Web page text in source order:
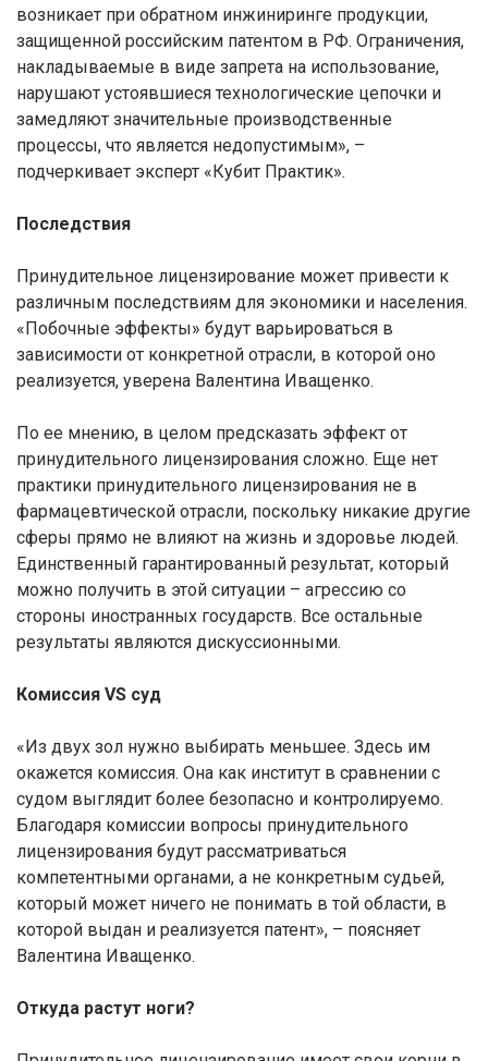
возникает при обратном инжиниринге продукции,
защищенной российским патентом в РФ. Ограничения,
накладываемые в виде запрета на использование,
нарушают устоявшиеся технологические цепочки и
замедляют значительные производственные
процессы, что является недопустимым», –
подчеркивает эксперт «Кубит Практик».
Последствия
Принудительное лицензирование может привести к
различным последствиям для экономики и населения.
«Побочные эффекты» будут варьироваться в
зависимости от конкретной отрасли, в которой оно
реализуется, уверена Валентина Иващенко.
По ее мнению, в целом предсказать эффект от
принудительного лицензирования сложно. Еще нет
практики принудительного лицензирования не в
фармацевтической отрасли, поскольку никакие другие
сферы прямо не влияют на жизнь и здоровье людей.
Единственный гарантированный результат, который
можно получить в этой ситуации – агрессию со
стороны иностранных государств. Все остальные
результаты являются дискуссионными.
Комиссия VS суд
«Из двух зол нужно выбирать меньшее. Здесь им
окажется комиссия. Она как институт в сравнении с
судом выглядит более безопасно и контролируемо.
Благодаря комиссии вопросы принудительного
лицензирования будут рассматриваться
компетентными органами, а не конкретным судьей,
который может ничего не понимать в той области, в
которой выдан и реализуется патент», – поясняет
Валентина Иващенко.
Откуда растут ноги?